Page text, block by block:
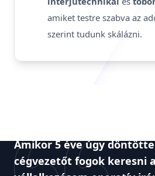
amiket testre szabva az
szerint tudunk skálázni.
Amikor 5 éve úgy
cégvezetőt fogok keresni